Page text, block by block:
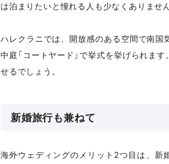
は泊まりたいと憧れる人も少なくありません
ハレクラニでは、開放感のある空間で南国
中庭「コートヤード」で挙式を挙げられま
せるでしょう。
新婚旅行も兼ねて
海外ウェディングのメリット2つ目は、新